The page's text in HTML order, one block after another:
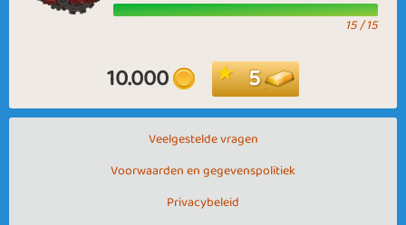
15 / 15
10.000 5
Veelgestelde vragen
Voorwaarden en gegevenspolitiek
Privacybeleid